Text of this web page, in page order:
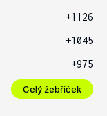
+1126
+1045
+975
Celý žebříček